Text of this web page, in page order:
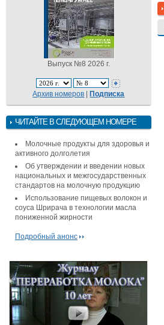
Выпуск №8 2026 г.
Архив номеров |Подписка
ЧИТАЙТЕ В СЛЕДУЮЩЕМ НОМЕРЕ
Молочные продукты для здоровья и
активного долголетия
Об утверждении и введении новых
национальных и межгосударственных
стандартов на молочную продукцию
Использование пищевых волокон и
соуса Шрирача в технологии масла
пониженной жирности
Подробный анонс